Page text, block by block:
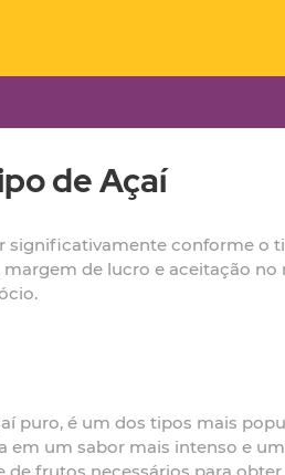
de Açaí
conforme o
de lucro e aceitação
puro, é um dos tipos mais
um sabor mais intenso e
frutos necessários para